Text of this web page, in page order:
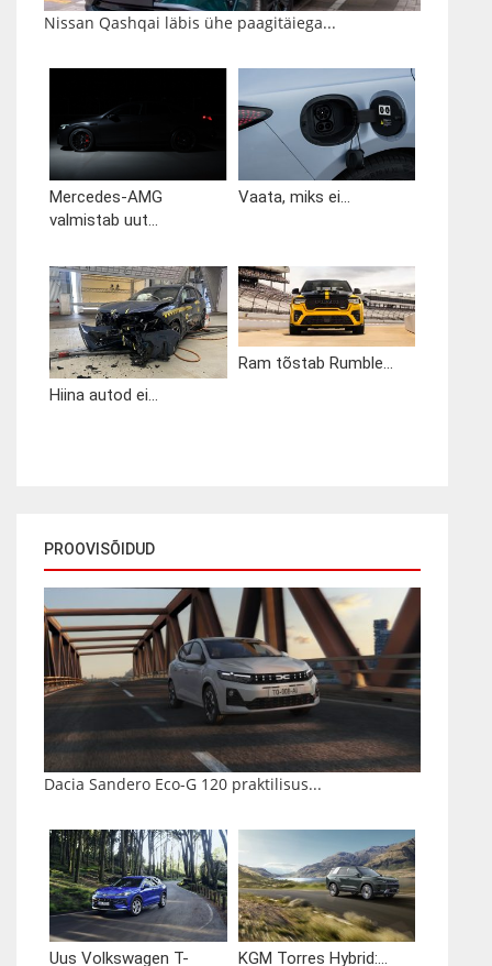
Nissan Qashqai läbis ühe paagitäiega...
Mercedes-AMG
valmistab uut...
Vaata, miks ei...
Hiina autod ei...
Ram tõstab Rumble...
PROOVISÕIDUD
Dacia Sandero Eco-G 120 praktilisus...
Uus Volkswagen T- KGM Torres Hybrid:...